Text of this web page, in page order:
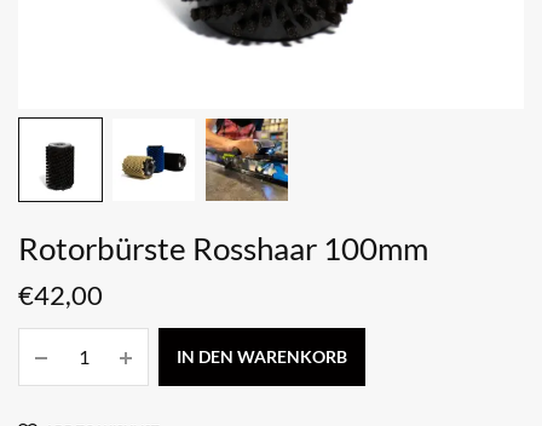
Rotorbürste Rosshaar 100mm
€42,00
IN DEN WARENKORB